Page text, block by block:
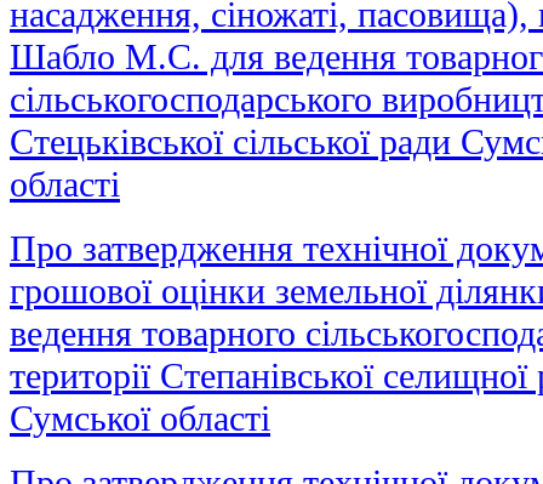
насадження, сіножаті, пасовища),
Шабло М.С. для ведення
сільськогосподарського
Стецьківської сільської ради
області
Про затвердження технічної
грошової оцінки земельної
ведення товарного
території Степанівської
Сумської області